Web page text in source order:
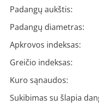
Padangų aukštis:
Padangų diametras:
Apkrovos indeksas:
Greičio indeksas:
Kuro sąnaudos:
Sukibimas su šlapia